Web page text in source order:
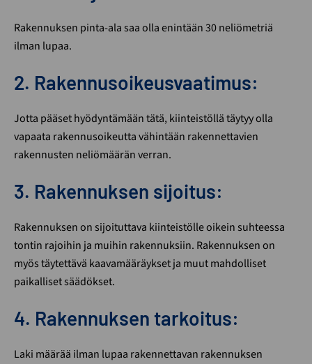
Rakennuksen pinta-ala saa olla enintään 30 neliömetriä
ilman lupaa.
2. Rakennusoikeusvaatimus:
Jotta pääset hyödyntämään tätä, kiinteistöllä täytyy olla
vapaata rakennusoikeutta vähintään rakennettavien
rakennusten neliömäärän verran.
3. Rakennuksen sijoitus:
Rakennuksen on sijoituttava kiinteistölle oikein suhteessa
tontin rajoihin ja muihin rakennuksiin. Rakennuksen on
myös täytettävä kaavamääräykset ja muut mahdolliset
paikalliset säädökset.
4. Rakennuksen tarkoitus:
Laki määrää ilman lupaa rakennettavan rakennuksen